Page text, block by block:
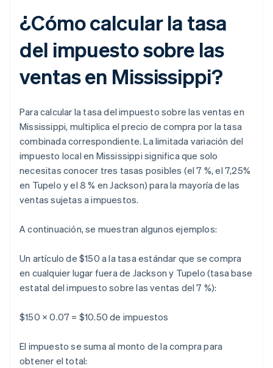
¿Cómo calcular la tasa
del impuesto sobre las
ventas en Mississippi?
Para calcular la tasa del impuesto sobre las ventas en
Mississippi, multiplica el precio de compra por la tasa
combinada correspondiente. La limitada variación del
impuesto local en Mississippi significa que solo
necesitas conocer tres tasas posibles (el 7 %, el 7,25%
en Tupelo y el 8 % en Jackson) para la mayoría de las
ventas sujetas a impuestos.
A continuación, se muestran algunos ejemplos:
Un artículo de $150 a la tasa estándar que se compra
en cualquier lugar fuera de Jackson y Tupelo (tasa base
estatal del impuesto sobre las ventas del 7 %):
$150 × 0.07 = $10.50 de impuestos
El impuesto se suma al monto de la compra para
obtener el total: